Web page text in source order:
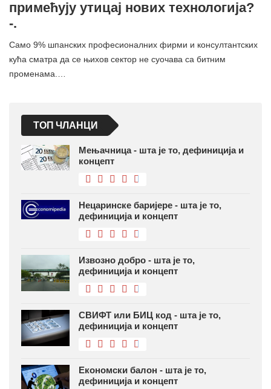
примећују утицај нових технологија?
-.
Само 9% шпанских професионалних фирми и консултантских
кућа сматра да се њихов сектор не суочава са битним
променама.…
ТОП ЧЛАНЦИ
Мењачница - шта је то, дефиниција и
концепт
Нецаринске баријере - шта је то,
дефиниција и концепт
Извозно добро - шта је то,
дефиниција и концепт
СВИФТ или БИЦ код - шта је то,
дефиниција и концепт
Економски балон - шта је то,
дефиниција и концепт